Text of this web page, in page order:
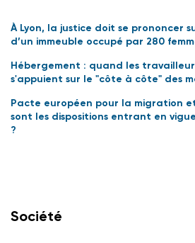
À Lyon, la justice doit se prononcer
d’un immeuble occupé par 280
Hébergement : quand les
s'appuient sur le "côte à côte" des
Pacte européen pour la migration
sont les dispositions entrant en
?
Société